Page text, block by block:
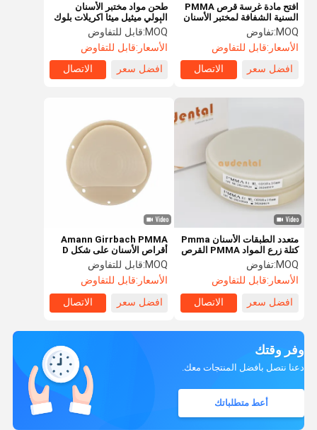
طحن مواد مختبر الأسنان
البولي ميثيل ميثا اكريلات بلوك
الأسيتال المرنة
MOQ: قابل للتفاوض
الأسعار:قابل للتفاوض
افضل سعر
الاتصال
افتح مادة غرسة قرص PMMA
السنية الشفافة لمختبر الأسنان
MOQ: تفاوض
الأسعار:قابل للتفاوض
افضل سعر
الاتصال
Amann Girrbach PMMA
أقراص الأسنان على شكل D
مادة الراتنج مختبر المواد
MOQ: قابل للتفاوض
الأسعار:قابل للتفاوض
افضل سعر
الاتصال
متعدد الطبقات الأسنان Pmma
كتلة زرع المواد PMMA القرص
المفتوح النظام OEM
MOQ: تفاوض
الأسعار:قابل للتفاوض
افضل سعر
الاتصال
وفر وقتك
دعنا نتصل بأفضل المنتجات معك.
أعط متطلباتك